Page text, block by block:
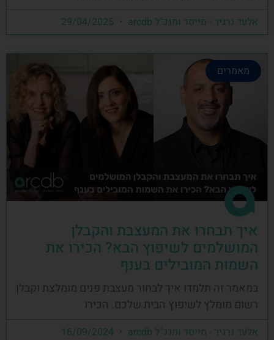
אלעד גרגיר - מייסד ומנכ"ל arcdb
מאמרים
איך תבחרו את המעצבת והקבלן
המושלמים לשיפוץ הבא? הכירו את
השמות המובילים בענף
במאמר זה תלמדו איך לבחור מעצבת פנים מומלצת וקבלן
רשום מומלץ לשיפוץ הבית שלכם. הכירו
אלעד גרגיר - מייסד ומנכ"ל arcdb